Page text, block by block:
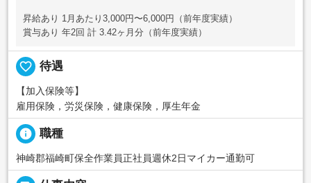
昇給あり 1月あたり3,000円〜6,000円（前年度実績）
賞与あり 年2回 計 3.42ヶ月分（前年度実績）
favorite_border 待遇
【加入保険等】
雇用保険，労災保険，健康保険，厚生年金
info 職種
神崎郡福崎町保全作業員正社員週休2日マイカー通勤可